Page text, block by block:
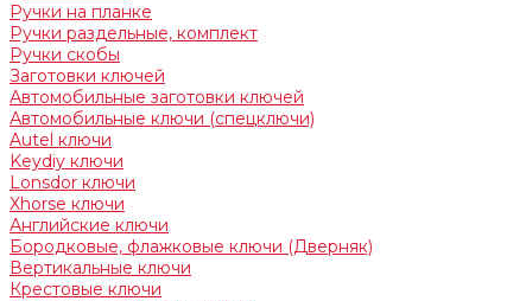
Ручки на планке
Ручки раздельные, комплект
Ручки скобы
Заготовки ключей
Автомобильные заготовки ключей
Автомобильные ключи (спецключи)
Autel ключи
Keydiy ключи
Lonsdor ключи
Xhorse ключи
Английские ключи
Бородковые, флажковые ключи (Дверняк)
Вертикальные ключи
Крестовые ключи